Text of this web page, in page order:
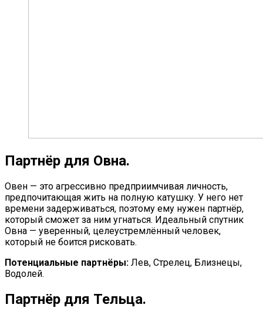
Партнёр для Овна.
Овен — это агрессивно предприимчивая личность,
предпочитающая жить на полную катушку. У него нет
времени задерживаться, поэтому ему нужен партнёр,
который сможет за ним угнаться. Идеальный спутник
Овна — уверенный, целеустремлённый человек,
который не боится рисковать.
Потенциальные партнёры: Лев, Стрелец, Близнецы,
Водолей.
Партнёр для Тельца.